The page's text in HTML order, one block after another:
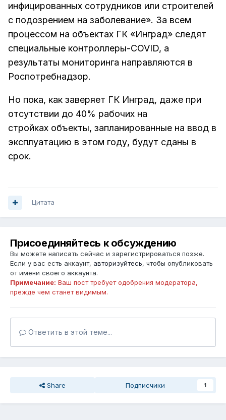
инфицированных сотрудников или строителей
с подозрением на заболевание». За всем
процессом на объектах ГК «Инград» следят
специальные контроллеры-COVID, а
результаты мониторинга направляются в
Роспотребнадзор.
Но пока, как заверяет ГК Инград, даже при
отсутствии до 40% рабочих на
стройках объекты, запланированные на ввод в
эксплуатацию в этом году, будут сданы в
срок.
Цитата
Присоединяйтесь к обсуждению
Вы можете написать сейчас и зарегистрироваться позже.
Если у вас есть аккаунт, авторизуйтесь, чтобы опубликовать
от имени своего аккаунта.
Примечание: Ваш пост требует одобрения модератора,
прежде чем станет видимым.
Ответить в этой теме...
Share Подписчики 1